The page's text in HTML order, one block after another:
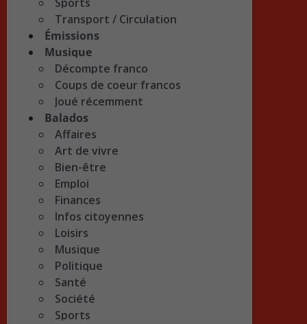
Transport / Circulation
Émissions
Musique
Décompte franco
Coups de coeur francos
Joué récemment
Balados
Affaires
Art de vivre
Bien-être
Emploi
Finances
Infos citoyennes
Loisirs
Musique
Politique
Santé
Société
Sports